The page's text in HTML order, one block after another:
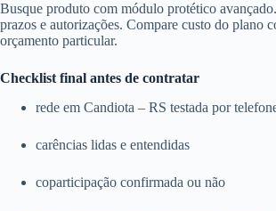
Busque produto com módulo protético
prazos e autorizações. Compare custo do plano
orçamento particular.
Checklist final antes de contratar
rede em Candiota – RS testada por
carências lidas e entendidas
coparticipação confirmada ou não